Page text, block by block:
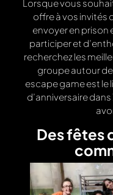
Lorsque vous
offre à vos invités
envoyer en prison
participer et
recherchez les
groupe autour
escape game est le
d’anniversaire
Des fêtes